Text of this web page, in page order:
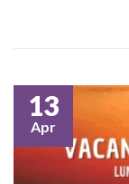
13
Apr